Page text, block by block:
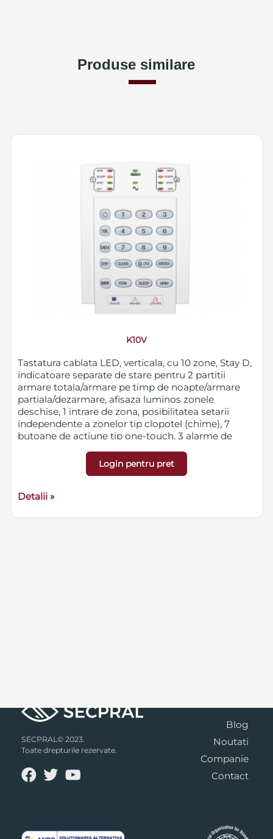
Produse similare
K10V
Tastatura cablata LED, verticala, cu 10 zone, Stay D,
indicatoare separate de stare pentru 2 partitii
armare totala/armare pe timp de noapte/armare
partiala/dezarmare, afisaza luminos zonele
deschise, 1 intrare de zona, posibilitatea setarii
independente a zonelor tip clopotel (chime), 7
butoane de actiune tip one-touch, 3 alarme de
conecteaza la BUS pe 4 fire
Login pentru pret
Detalii »
SECPRAL© 2023.
Toate drepturile rezervate.
Blog
Noutati
Companie
Contact